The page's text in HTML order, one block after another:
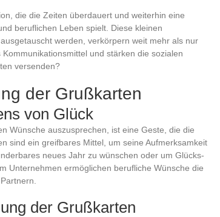
die die Zeiten überdauert und weiterhin eine
beruflichen Leben spielt. Diese kleinen
werden, verkörpern weit mehr als nur
und stärken die sozialen
versenden?
der Grußkarten
von Glück
Wünsche auszusprechen, ist eine Geste, die die
sind ein greifbares Mittel, um seine Aufmerksamkeit
neues Jahr zu wünschen oder um Glücks-
Unternehmen ermöglichen berufliche Wünsche die
der Grußkarten